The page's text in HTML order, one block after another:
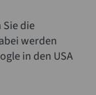
Sie die
werden
in den USA